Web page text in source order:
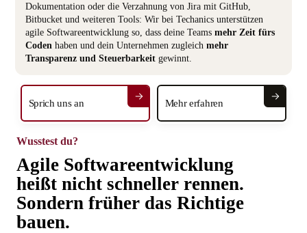
Dokumentation oder die Verzahnung von Jira mit GitHub,
Bitbucket und weiteren Tools: Wir bei Techanics unterstützen
agile Softwareentwicklung so, dass deine Teams mehr Zeit fürs
Coden haben und dein Unternehmen zugleich mehr
Transparenz und Steuerbarkeitgewinnt.
Sprich uns an Mehr erfahren
Wusstest du?
Agile Softwareentwicklung
heißt nicht schneller rennen.
Sondern früher das Richtige
bauen.